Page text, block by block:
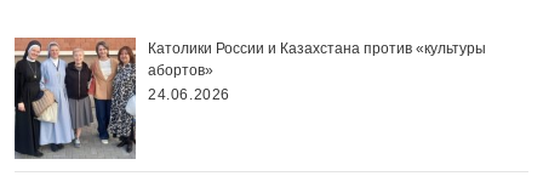
Католики России и Казахстана против «культуры
абортов»
24.06.2026